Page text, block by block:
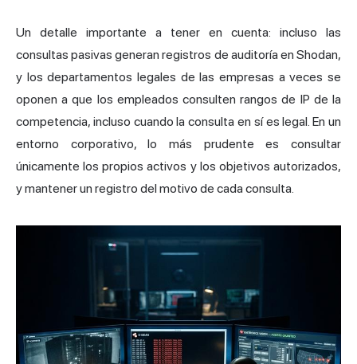
Un detalle importante a tener en cuenta: incluso las
consultas pasivas generan registros de auditoría en Shodan,
y los departamentos legales de las empresas a veces se
oponen a que los empleados consulten rangos de IP de la
competencia, incluso cuando la consulta en sí es legal. En un
entorno corporativo, lo más prudente es consultar
únicamente los propios activos y los objetivos autorizados,
y mantener un registro del motivo de cada consulta.